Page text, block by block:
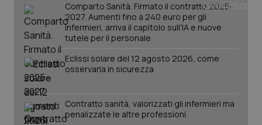
Comparto Sanità. Firmato il contratto 2025-
2027. Aumenti fino a 240 euro per gli
infermieri, arriva il capitolo sull'IA e nuove
tutele per il personale
Eclissi solare del 12 agosto 2026, come
osservarla in sicurezza
Contratto sanità, valorizzati gli infermieri ma
penalizzate le altre professioni
tracking-sites-ironfish-
tracking-enable
tracking-sites-ironfish-
session-id
www.quotidianosanita.it